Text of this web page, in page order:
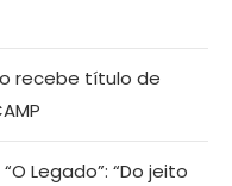
recebe título de
Legado”: “Do jeito